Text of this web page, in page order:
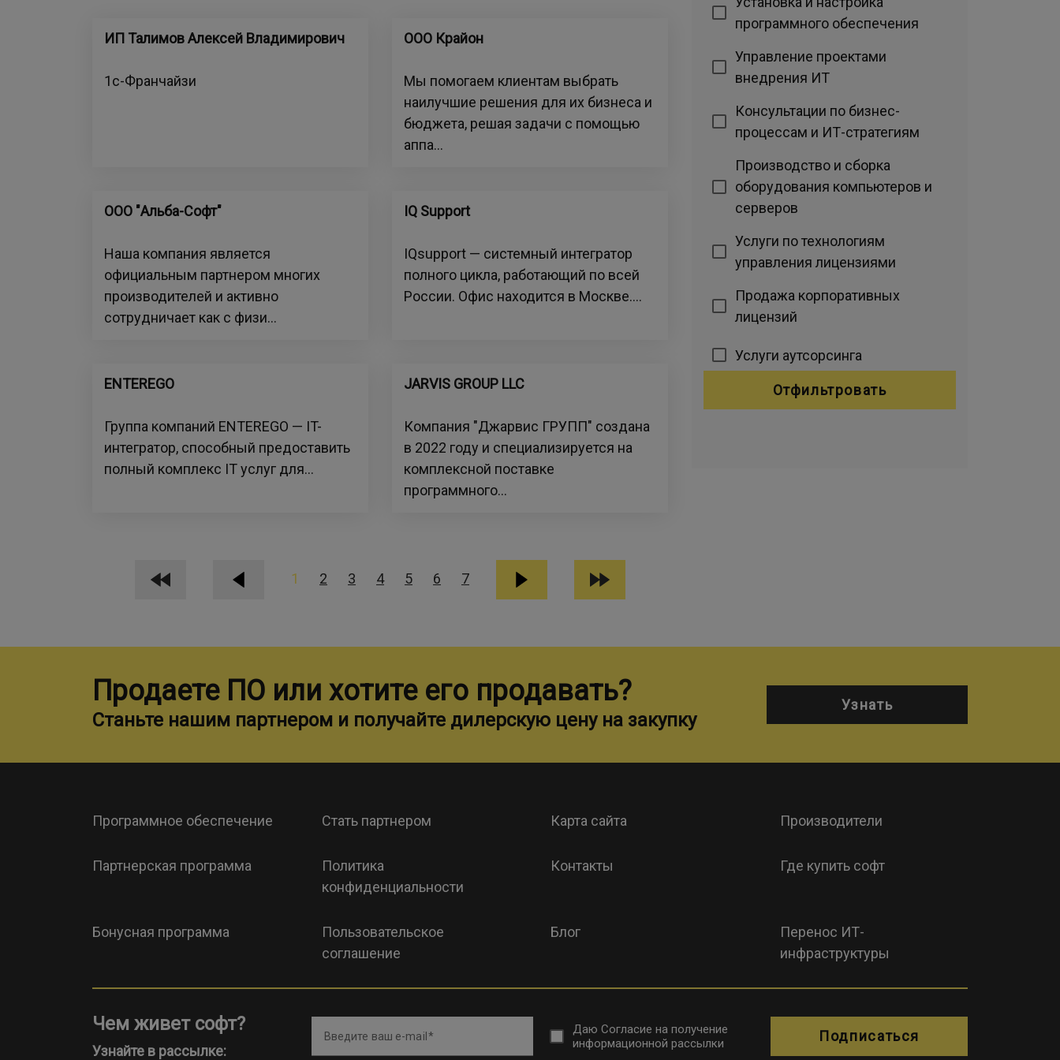
ИП Талимов Алексей Владимирович
1с-Франчайзи
ООО Крайон
Мы помогаем клиентам выбрать
наилучшие решения для их бизнеса и
бюджета, решая задачи с помощью
аппа...
ООО "Альба-Софт"
Наша компания является
официальным партнером многих
производителей и активно
сотрудничает как с физи...
IQ Support
IQsupport — системный интегратор
полного цикла, работающий по всей
России. Офис находится в Москве....
ENTEREGO
Группа компаний ENTEREGO — IT-
интегратор, способный предоставить
полный комплекс IT услуг для...
JARVIS GROUP LLC
Компания "Джарвис ГРУПП" создана
в 2022 году и специализируется на
комплексной поставке
программного...
1 2 3 4 5 6 7
программного обеспечения
Управление проектами
внедрения ИТ
Консультации по бизнес-
процессам и ИТ-стратегиям
Производство и сборка
оборудования компьютеров и
серверов
Услуги по технологиям
управления лицензиями
Продажа корпоративных
лицензий
Услуги аутсорсинга
Отфильтровать
Продаете ПО или хотите его продавать?
Станьте нашим партнером и получайте дилерскую цену на закупку
Узнать
Программное обеспечение Стать партнером Карта сайта Производители
Партнерская программа
Политика
конфиденциальности
Контакты Где купить софт
Бонусная программа
Пользовательское
соглашение
Блог
Перенос ИТ-
инфраструктуры
Чем живет софт?
Узнайте в рассылке:
Введите ваш e-mail Даю Согласие на получение
информационной рассылки
Подписаться